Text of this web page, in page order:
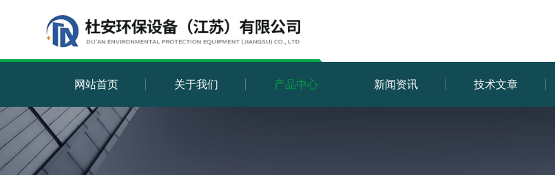
网站首页 关于我们 产品中心 新闻资讯 技术文章